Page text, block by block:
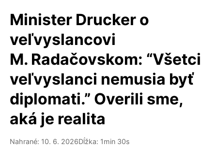
Minister Drucker o
veľvyslancovi
M. Radačovskom: “Všetci
veľvyslanci nemusia byť
diplomati.” Overili sme,
aká je realita
Nahrané: 10. 6. 2026Dĺžka: 1min 30s